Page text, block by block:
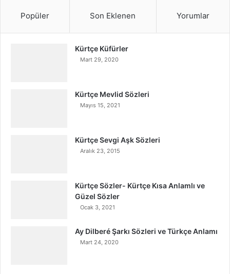
Popüler Son Eklenen Yorumlar
Kürtçe Küfürler
Mart 29, 2020
Kürtçe Mevlid Sözleri
Mayıs 15, 2021
Kürtçe Sevgi Aşk Sözleri
Aralık 23, 2015
Kürtçe Sözler- Kürtçe Kısa Anlamlı ve
Güzel Sözler
Ocak 3, 2021
Ay Dilberé Şarkı Sözleri ve Türkçe Anlamı
Mart 24, 2020